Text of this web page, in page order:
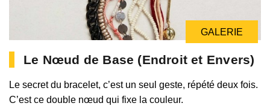
GALERIE
Le Nœud de Base (Endroit et Envers)
Le secret du bracelet, c’est un seul geste, répété deux fois.
C’est ce double nœud qui fixe la couleur.